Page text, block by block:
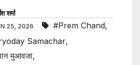
शर्मा
25, 2026 #Prem Chand,
Samachar,
मुआवजा,